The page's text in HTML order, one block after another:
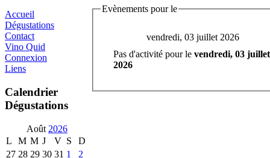
Accueil
Dégustations
Contact
Vino Quid
Connexion
Liens
Calendrier
Dégustations
Août 2026
L
M M J V S
D
27 28 29 30 31 1
2
Evènements pour le
vendredi, 03 juillet 2026
Pas d'activité pour le vendredi, 03 juillet
2026